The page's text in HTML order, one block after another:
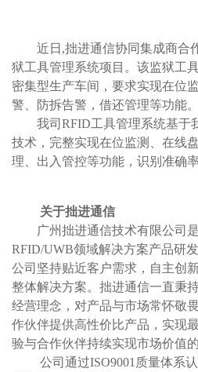
近日,拙进通信协同集成商合
狱工具管理系统项目。该监狱工
密集型生产车间，要求实现在位
警、防拆告警，借还管理等功能。
我司RFID工具管理系统基于
技术，完整实现在位监测、在线
理、出入管控等功能，识别准确
关于拙进通信
广州拙进通信技术有限公司
RFID/UWB领域解决方案产品研
公司坚持贴近客户需求，自主创
整体解决方案。拙进通信一直秉
经营理念，对产品与市场常怀敬
作伙伴提供高性价比产品，实现
验与合作伙伴持续实现市场价值的
公司通过ISO9001质量体系